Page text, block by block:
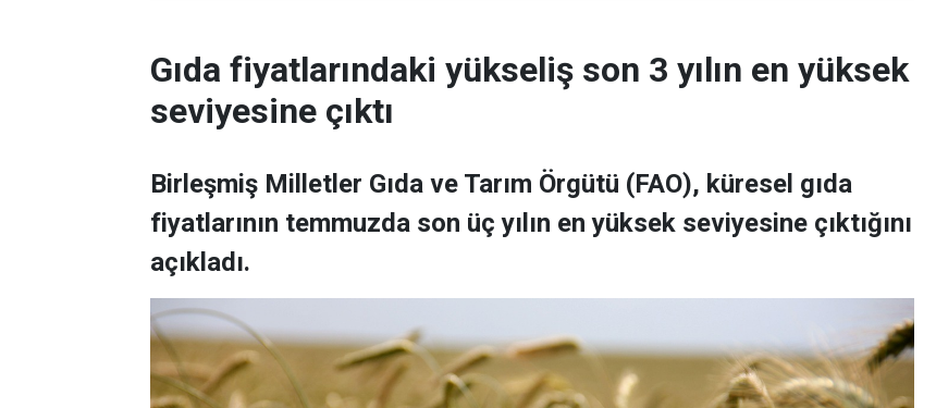
Gıda fiyatlarındaki yükseliş son 3 yılın en yüksek
seviyesine çıktı
Birleşmiş Milletler Gıda ve Tarım Örgütü (FAO), küresel gıda
fiyatlarının temmuzda son üç yılın en yüksek seviyesine çıktığını
açıkladı.